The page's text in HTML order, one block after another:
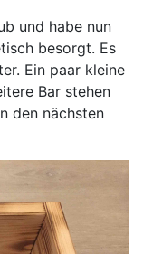
und habe nun
besorgt. Es
Ein paar kleine
Bar stehen
den nächsten